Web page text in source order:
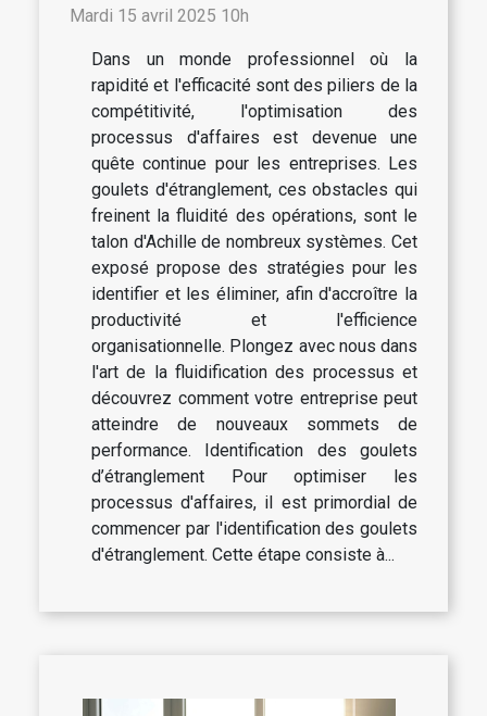
Mardi 15 avril 2025 10h
Dans un monde professionnel où la
rapidité et l'efficacité sont des piliers de la
compétitivité, l'optimisation des
processus d'affaires est devenue une
quête continue pour les entreprises. Les
goulets d'étranglement, ces obstacles qui
freinent la fluidité des opérations, sont le
talon d'Achille de nombreux systèmes. Cet
exposé propose des stratégies pour les
identifier et les éliminer, afin d'accroître la
productivité et l'efficience
organisationnelle. Plongez avec nous dans
l'art de la fluidification des processus et
découvrez comment votre entreprise peut
atteindre de nouveaux sommets de
performance. Identification des goulets
d’étranglement Pour optimiser les
processus d'affaires, il est primordial de
commencer par l'identification des goulets
d'étranglement. Cette étape consiste à...